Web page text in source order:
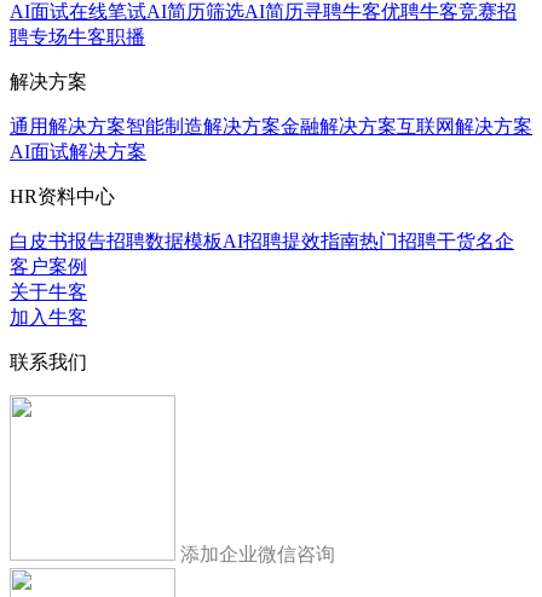
AI面试在线笔试AI简历筛选AI简历寻聘牛客优聘牛客竞赛招
聘专场牛客职播
解决方案
通用解决方案智能制造解决方案金融解决方案互联网解决方案
AI面试解决方案
HR资料中心
白皮书报告招聘数据模板AI招聘提效指南热门招聘干货名企
客户案例
关于牛客
加入牛客
联系我们
添加企业微信咨询